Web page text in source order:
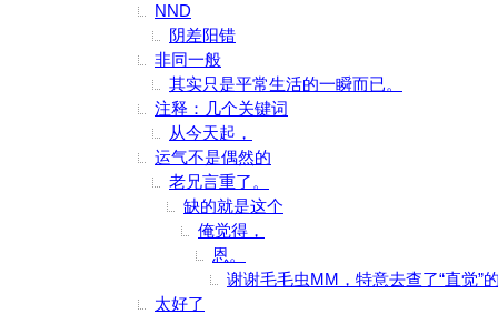
NND
阴差阳错
非同一般
其实只是平常生活的一瞬而已。
注释：几个关键词
从今天起，
运气不是偶然的
老兄言重了。
缺的就是这个
俺觉得，
恩。
谢谢毛毛虫MM，特意去查了“直觉”
太好了